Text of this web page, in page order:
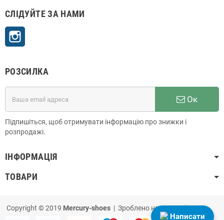
СЛІДУЙТЕ ЗА НАМИ
РОЗСИЛКА
Ок
Підпишіться, щоб отримувати інформацію про знижки і
розпродажі.
ІНФОРМАЦІЯ
ТОВАРИ
Copyright © 2019 Mercury-shoes | Зроблено наPrestaShop
Написати